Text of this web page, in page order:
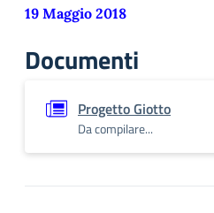
19 Maggio 2018
Documenti
Progetto Giotto
Da compilare...